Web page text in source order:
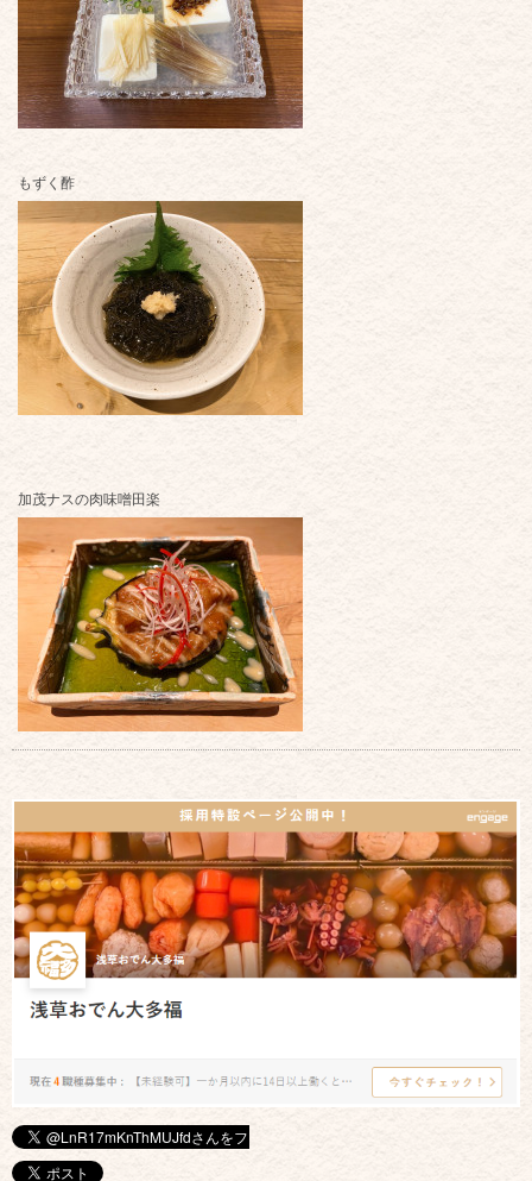
もずく酢
加茂ナスの肉味噌田楽